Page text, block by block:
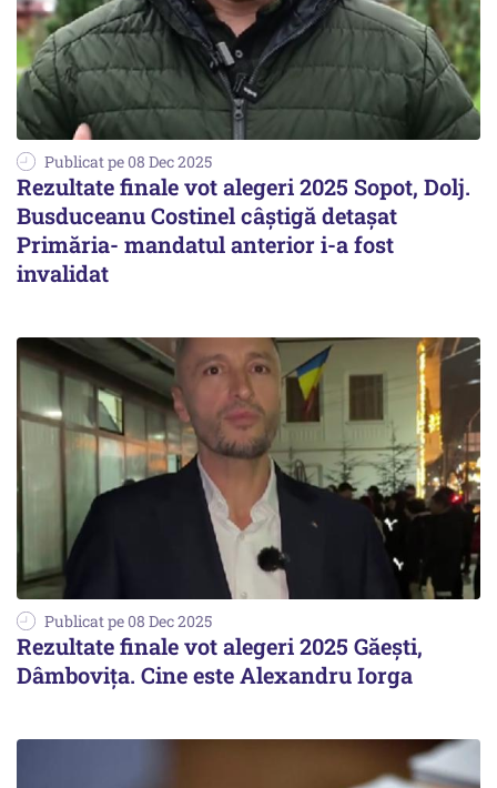
Publicat pe 08 Dec 2025
Rezultate finale vot alegeri 2025 Sopot, Dolj.
Busduceanu Costinel câștigă detașat
Primăria- mandatul anterior i-a fost
invalidat
Publicat pe 08 Dec 2025
Rezultate finale vot alegeri 2025 Găești,
Dâmbovița. Cine este Alexandru Iorga